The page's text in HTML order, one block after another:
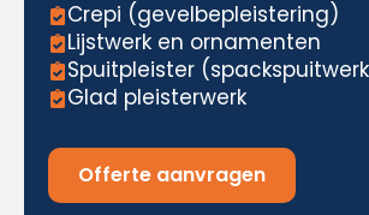
Crepi (gevelbepleistering)
Lijstwerk en ornamenten
Spuitpleister
Glad pleisterwerk
Offerte aanvragen